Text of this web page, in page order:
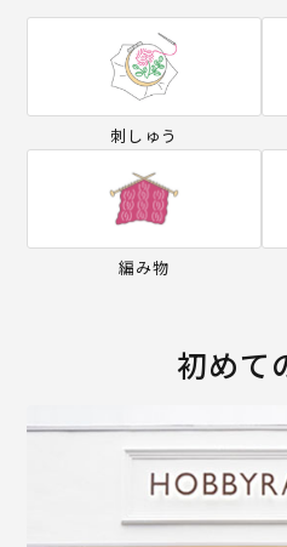
刺しゅう
編み物
初めて